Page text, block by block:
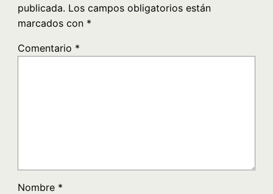
publicada. Los campos obligatorios están
marcados con *
Comentario *
Nombre *